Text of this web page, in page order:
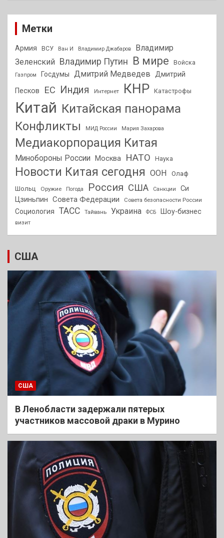
Метки
Армия ВСУ Ван И Владимир Джабаров
Владимир
Зеленский Владимир Путин В мире Войска
Газпром Госдумы Дмитрий Медведев Дмитрий
Песков
ЕС Индия Интернет КНР Катастрофы
Китай Китайская панорама
Конфликты
МИД России Мария Захарова
Медиакорпорация Китая
Минобороны России Москва НАТО Наука
Новости Китая сегодня ООН
Олаф
Шольц
Оружие Погода Россия США Санкции
Си
Цзиньпин Совета Федерации Совета безопасности России
Социология ТАСС Тайвань Украина ФСБ Шоу-бизнес
визит
США
США
В Ленобласти задержали пятерых
участников массовой драки в Мурино